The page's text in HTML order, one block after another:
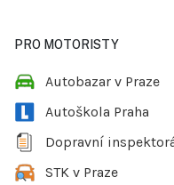
PRO MOTORISTY
Autobazar v Praze
Autoškola Praha
Dopravní
STK v Praze